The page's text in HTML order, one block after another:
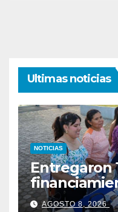
Ultimas noticias
NOTICIAS
Entregaron
AGOSTO 8, 2026